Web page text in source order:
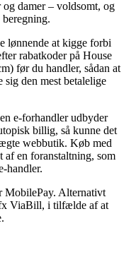
damer – voldsomt, og
lønnende at kigge forbi
rabatkoder på House
før du handler, sådan at
sig den mest betalelige
e-forhandler udbyder
billig, så kunne det
webbutik. Køb med
af en foranstaltning, som
handler.
MobilePay. Alternativt
ViaBill, i tilfælde af at